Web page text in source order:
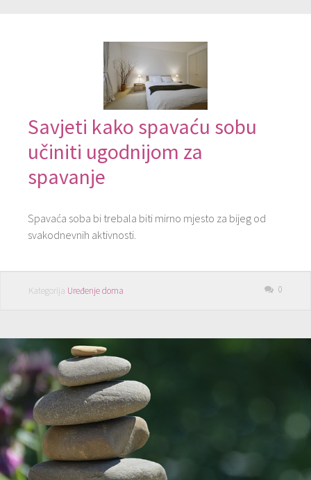
Savjeti kako spavaću sobu
učiniti ugodnijom za
spavanje
Spavaća soba bi trebala biti mirno mjesto za bijeg od
svakodnevnih aktivnosti.
Kategorija Uređenje doma 0